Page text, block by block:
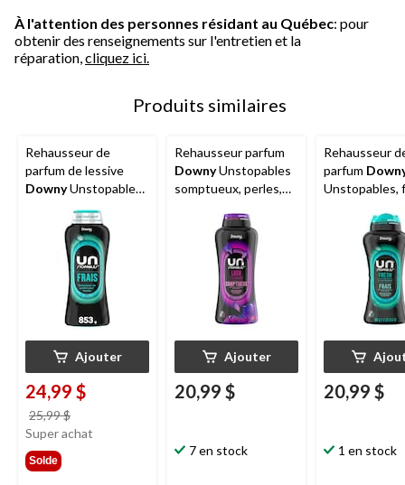
À l'attention des personnes résidant au Québec: pour
obtenir des renseignements sur l'entretien et la
réparation, cliquez ici.
Produits similaires
Rehausseur de
parfum de lessive
DownyUnstopables,
frais, perles, 853 g
Ajouter
24,99 $
25,99 $
était
Super achat
Solde
Rehausseur parfum
DownyUnstopables
somptueux, perles,
Ajouter
20,99 $
7 en stock
Rehausseur
parfum
Unstopables,
20,99 $
1 en stock